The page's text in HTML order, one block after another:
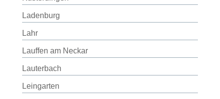
Ladenburg
Lahr
Lauffen am Neckar
Lauterbach
Leingarten